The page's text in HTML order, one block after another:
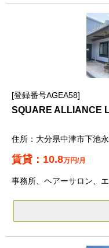
登録番号AGEA58
SQUARE ALLIANCE
大分県中津市下池
10.8万円/月
事務所、ヘアーサロン、